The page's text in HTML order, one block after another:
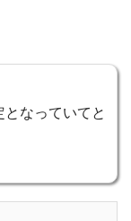
なっていてと